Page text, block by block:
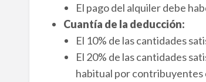
El pago del alquiler debe
Cuantía de la deducción:
El 10% de las cantidades
El 20% de las cantidades
habitual por contribuyentes